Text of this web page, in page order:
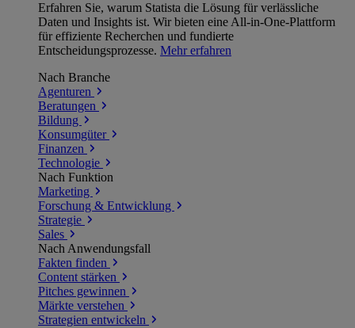
Erfahren Sie, warum Statista die Lösung für verlässliche
Daten und Insights ist. Wir bieten eine All-in-One-Plattform
für effiziente Recherchen und fundierte
Entscheidungsprozesse. Mehr erfahren
Nach Branche
Agenturen
Beratungen
Bildung
Konsumgüter
Finanzen
Technologie
Nach Funktion
Marketing
Forschung & Entwicklung
Strategie
Sales
Nach Anwendungsfall
Fakten finden
Content stärken
Pitches gewinnen
Märkte verstehen
Strategien entwickeln